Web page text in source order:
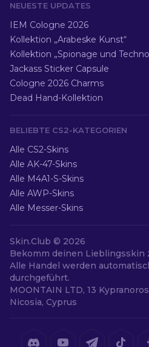
NEUESTE UPDATES
IEM Cologne 2026
Kollektion „Arabeske Kunst“
Kollektion „Spionage und
Jackass Sticker Capsule
Cologne 2026 Charms
Dead Hand-Kollektion
BELIEBTE CS2-KATEGORIEN
Alle CS2-Skins
Alle AK-47-Skins
Alle M4A1-S-Skins
Alle AWP-Skins
Alle Messer-Skins
Skin.Club © 2026
Bekomm deinen Lieblingsskin
Alle Handel werden
durchgeführt.
MOONTAIN LTD, 13
Nicosia, Cyprus